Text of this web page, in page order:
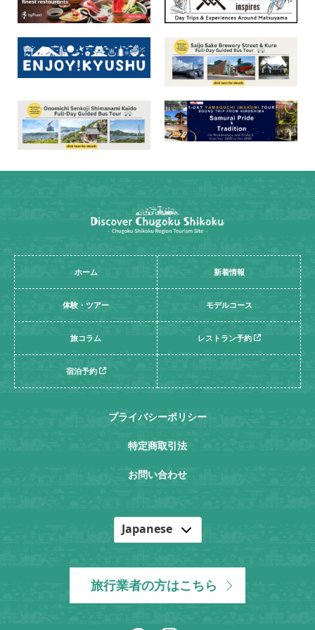
ホーム 新着情報
体験・ツアー モデルコース
旅コラム レストラン予約
宿泊予約
プライバシーポリシー
特定商取引法
お問い合わせ
Japanese
Korean
Chinese
旅行業者の方はこちら